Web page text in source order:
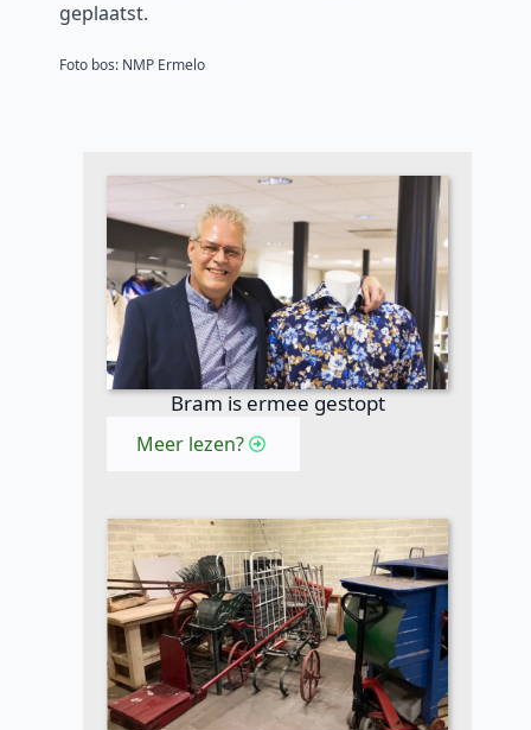
geplaatst.
Foto bos: NMP Ermelo
Bram is ermee gestopt
Meer lezen?